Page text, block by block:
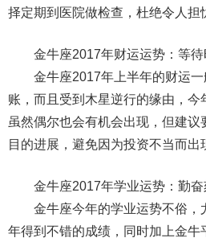
择定期到医院做检查，杜绝令人担
金牛座2017年财运运势：等待
金牛座2017年上半年的财运一
账，而且受到木星逆行的缘由，今
虽然偶尔也会有机会出现，但建
目的进展，避免因为投资不当而出
金牛座2017年学业运势：勤奋
金牛座今年的学业运势不俗，
年得到不错的成绩，同时加上金牛